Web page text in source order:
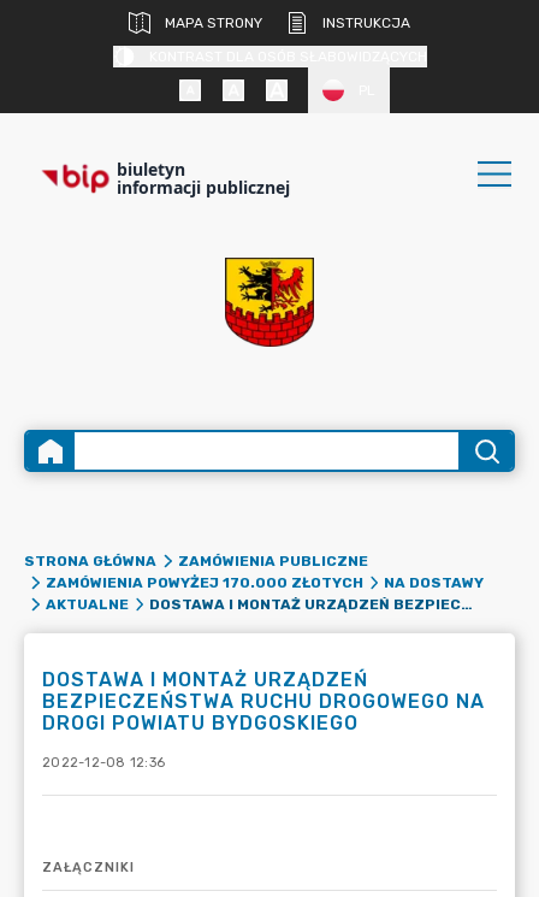
MAPA STRONY
INSTRUKCJA
biuletyn
informacji publicznej
STRONA GŁÓWNA
ZAMÓWIENIA PUBLICZNE
ZAMÓWIENIA POWYŻEJ 170.000 ZŁOTYCH
NA DOSTAWY
AKTUALNE
DOSTAWA I MONTAŻ URZĄDZEŃ BEZPIECZEŃSTWA RUCHU DROGOWEGO NA DROGI POWIATU BYDGOSKIEGO
DOSTAWA I MONTAŻ URZĄDZEŃ
BEZPIECZEŃSTWA RUCHU DROGOWEGO NA
DROGI POWIATU BYDGOSKIEGO
2022-12-08 12:36
ZAŁĄCZNIKI